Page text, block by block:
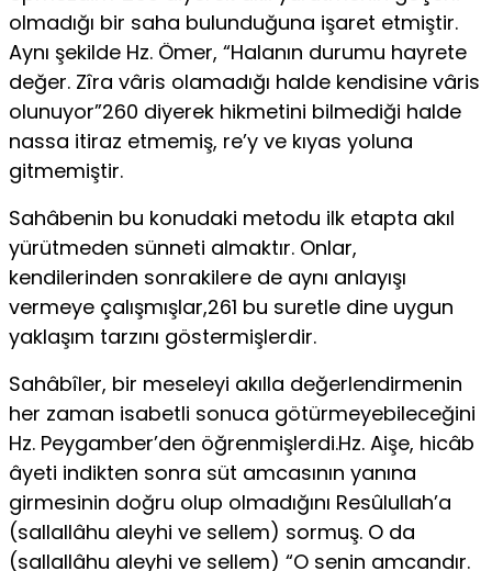
olmadığı bir saha bulunduğuna işaret etmiştir.
Aynı şekilde Hz. Ömer, “Halanın durumu hayrete
değer. Zîra vâris olamadığı halde kendisine vâris
olunuyor”260 diyerek hikmetini bilmediği halde
nassa itiraz etmemiş, re’y ve kıyas yoluna
gitmemiştir.
Sahâbenin bu konudaki metodu ilk etapta akıl
yürütmeden sünneti almaktır. Onlar,
kendilerinden sonrakilere de aynı anlayışı
vermeye çalışmışlar,261 bu suretle dine uygun
yaklaşım tarzını göstermişlerdir.
Sahâbîler, bir meseleyi akılla değerlendirmenin
her zaman isabetli sonuca götürmeyebileceğini
Hz. Peygamber’den öğrenmişlerdi.Hz. Aişe, hicâb
âyeti indikten sonra süt amcasının yanına
girmesinin doğru olup olmadığını Resûlullah’a
(sallallâhu aleyhi ve sellem) sormuş. O da
(sallallâhu aleyhi ve sellem) “O senin amcandır.